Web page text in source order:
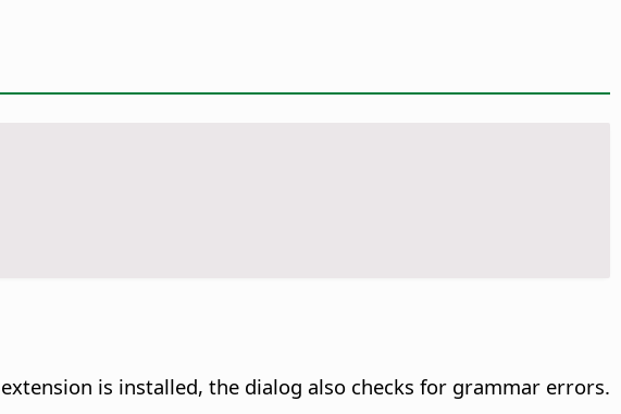
is installed, the dialog also checks for grammar errors.